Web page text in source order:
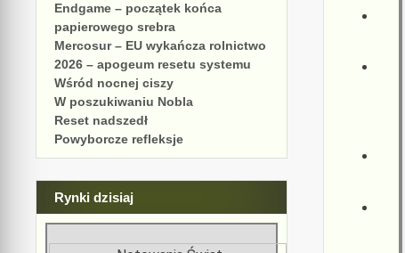
Endgame – początek końca
papierowego srebra
Mercosur – EU wykańcza rolnictwo
2026 – apogeum resetu systemu
Wśród nocnej ciszy
W poszukiwaniu Nobla
Reset nadszedł
Powyborcze refleksje
Rynki dzisiaj